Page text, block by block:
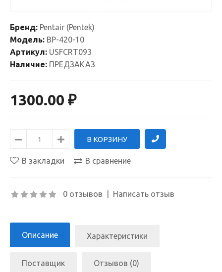
Бренд: Pentair (Pentek)
Модель: BP-420-10
Артикул: USFCRT093
Наличие: ПРЕДЗАКАЗ
1300.00 ₽
В закладки В сравнение
0 отзывов Написать отзыв
Описание Характеристики
Поставщик Отзывов (0)